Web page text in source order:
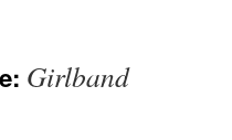
Girlband